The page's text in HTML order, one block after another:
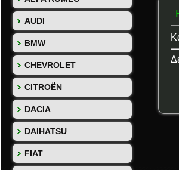
AUDI
BMW
CHEVROLET
CITROËN
DACIA
DAIHATSU
FIAT